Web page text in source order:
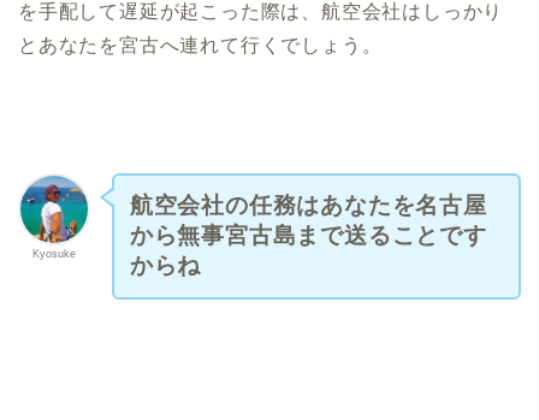
を手配して遅延が起こった際は、航空会社はしっかり
とあなたを宮古へ連れて行くでしょう。
Kyosuke
航空会社の任務はあなたを名古屋
から無事宮古島まで送ることです
からね